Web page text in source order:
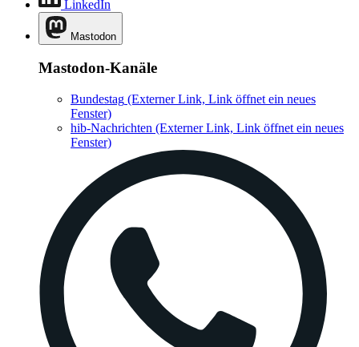
LinkedIn
Mastodon
Mastodon-Kanäle
Bundestag (Externer Link, Link öffnet ein neues
Fenster)
hib-Nachrichten (Externer Link, Link öffnet ein neues
Fenster)